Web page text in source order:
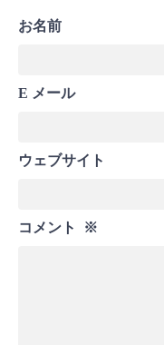
お名前
E メール
ウェブサイト
コメント ※